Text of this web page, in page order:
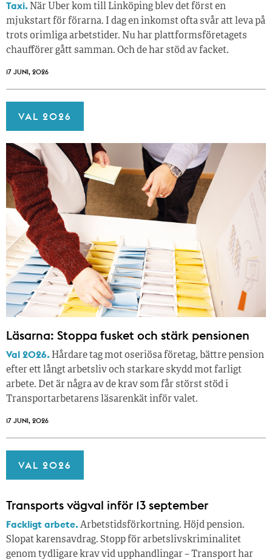
Taxi. När Uber kom till Linköping blev det först en
mjukstart för förarna. I dag en inkomst ofta svår att leva på
trots orimliga arbetstider. Nu har plattformsföretagets
chaufförer gått samman. Och de har stöd av facket.
17 JUNI, 2026
VAL 2026
Läsarna: Stoppa fusket och stärk pensionen
Val 2026. Hårdare tag mot oseriösa företag, bättre pension
efter ett långt arbetsliv och starkare skydd mot farligt
arbete. Det är några av de krav som får störst stöd i
Transportarbetarens läsar­enkät inför valet.
17 JUNI, 2026
VAL 2026
Transports vägval inför 13 september
Fackligt arbete.Arbetstidsförkortning. Höjd pension.
Slopat karensavdrag. Stopp för arbetslivskriminalitet
genom tydligare krav vid upphandlingar – Transport har